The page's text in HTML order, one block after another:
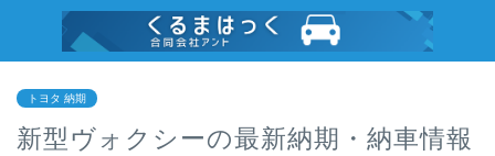
トヨタ 納期
新型ヴォクシーの最新納期・納車情報